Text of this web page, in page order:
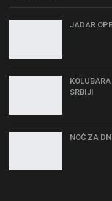
JADAR
SRBIJI
NOĆ ZA